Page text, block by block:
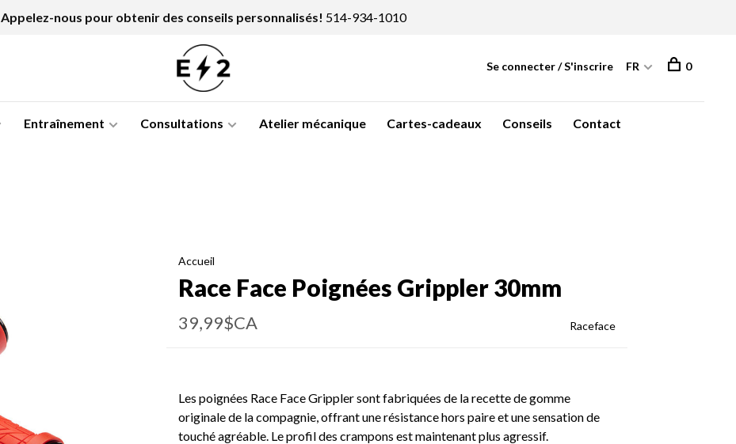
Appelez-nous pour obtenir des conseils personnalisés! 514-934-1010
Entraînement Consultations Atelier mécanique Cartes-cadeaux Conseils Contact
Se connecter / S'inscrire FR 0
Accueil
Race Face Poignées Grippler 30mm
39,99$CA Raceface
Les poignées Race Face Grippler sont fabriquées de la recette de gomme
originale de la compagnie, offrant une résistance hors paire et une sensation de
touché agréable. Le profil des crampons est maintenant plus agressif.